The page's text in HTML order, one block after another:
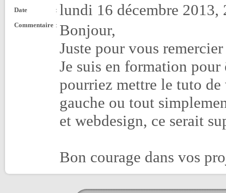
Date : lundi 16 décembre 2013,
Commentaire : Bonjour,
Juste pour vous
Je suis en formation
pourriez mettre le tuto
gauche ou tout
et webdesign, ce serait
Bon courage dans vos